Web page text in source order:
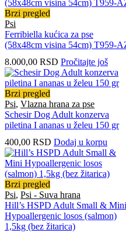
Brzi pregled
Psi
Ferribiella kućica za pse
(58x48cm visina 54cm) T959-
8.000,00 RSD Pročitajte još
Brzi pregled
Psi, Vlazna hrana za pse
Schesir Dog Adult konzerva
piletina I ananas u želeu 150 gr
400,00 RSD Dodaj u korpu
Brzi pregled
Psi, Psi - Suva hrana
Hill’s HSPD Adult Small & Mini
Hypoallergenic losos (salmon)
1,5kg (bez žitarica)